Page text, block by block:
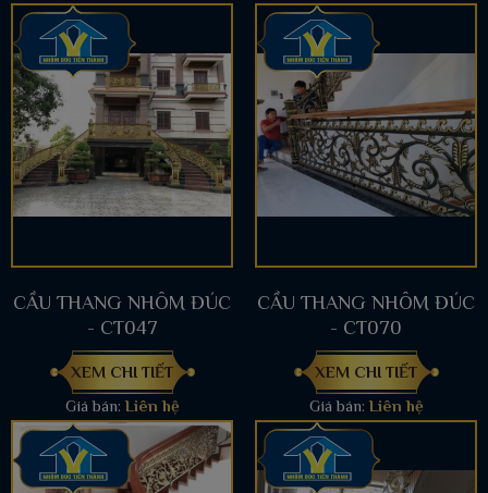
CẦU THANG NHÔM ĐÚC
- CT047
XEM CHI TIẾT
Giá bán: Liên hệ
CẦU THANG NHÔM ĐÚC
- CT070
XEM CHI TIẾT
Giá bán: Liên hệ